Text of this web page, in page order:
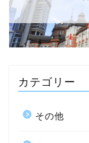
カテゴリー
その他